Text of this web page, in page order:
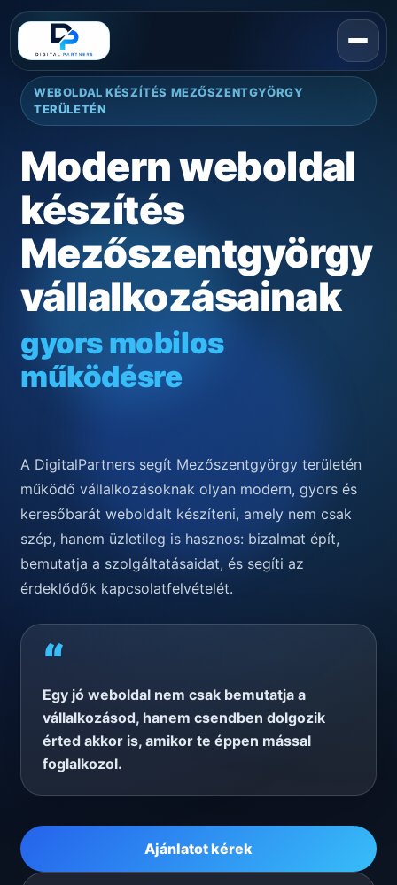
WEBOLDAL KÉSZÍTÉS MEZŐSZENTGYÖRGY
TERÜLETÉN
Modern weboldal
készítés
Mezőszentgyörgy
vállalkozásainak
gyors mobilos
működésre
A DigitalPartners segít Mezőszentgyörgy területén
működő vállalkozásoknak olyan modern, gyors és
keresőbarát weboldalt készíteni, amely nem csak
szép, hanem üzletileg is hasznos: bizalmat épít,
bemutatja a szolgáltatásaidat, és segíti az
érdeklődők kapcsolatfelvételét.
“
Egy jó weboldal nem csak bemutatja a
vállalkozásod, hanem csendben dolgozik
érted akkor is, amikor te éppen mással
foglalkozol.
Ajánlatot kérek